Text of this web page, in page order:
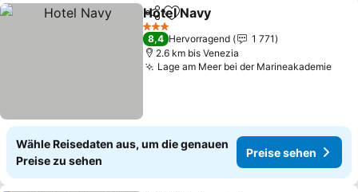
TeilenZu Favoriten hinzufügen
Hotel Navy
3 Sterne
8,4 Hervorragend
1 771
2.6 km bis Venezia
Lage am Meer bei der Marineakademie
Wähle Reisedaten aus, um die genauen
Preise zu sehen
Preise sehen